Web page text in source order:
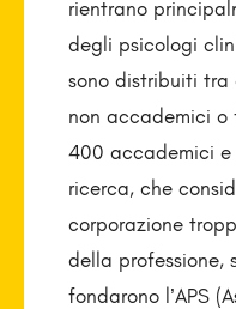
rientrano
degli psicologi
sono distribuiti
non accademici o
400 accademici
ricerca, che
corporazione
della professione,
fondarono l’APS